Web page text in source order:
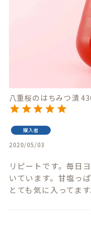
八重桜のはちみつ漬
購入者
2020/05/03
リピートです。毎日
いています。甘塩っ
とても気に入ってます